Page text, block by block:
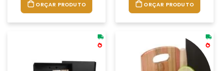
ORÇAR PRODUTO ORÇAR PRODUTO